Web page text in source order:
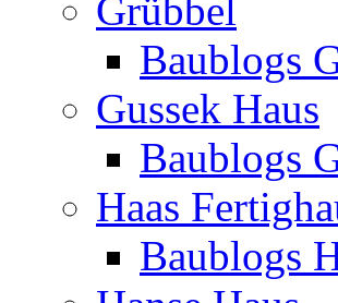
Grübbel
Baublogs
Gussek Haus
Baublogs
Haas
Baublogs